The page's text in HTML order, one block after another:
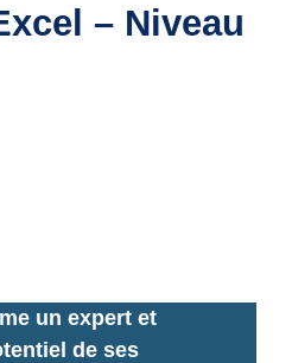
– Niveau
un expert et
de ses